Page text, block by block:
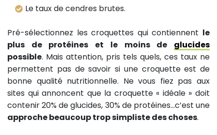
Le taux de cendres brutes.
Pré-sélectionnez les croquettes qui contiennent le
plus de protéines et le moins de glucides
possible. Mais attention, pris tels quels, ces taux ne
permettent pas de savoir si une croquette est de
bonne qualité nutritionnelle. Ne vous fiez pas aux
sites qui annoncent que la croquette « idéale » doit
contenir 20% de glucides, 30% de protéines…c’est une
approche beaucoup trop simpliste des choses.